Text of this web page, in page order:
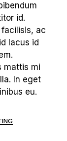
id.
ac
lacus id
mattis mi
In eget
eu.